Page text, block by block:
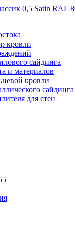
кровли
сайдинга
и материалов
кровли
сайдинга
для стен